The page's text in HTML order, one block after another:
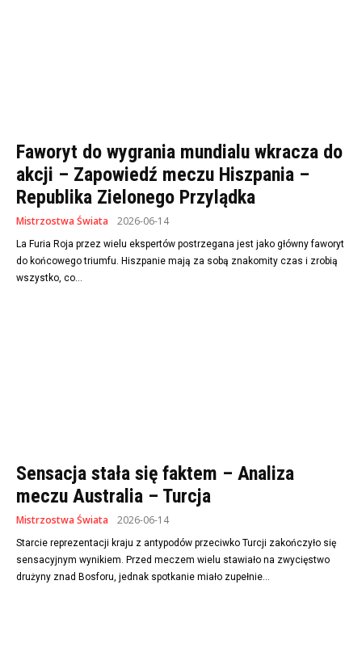
Faworyt do wygrania mundialu wkracza do
akcji – Zapowiedź meczu Hiszpania –
Republika Zielonego Przylądka
Mistrzostwa Świata 2026-06-14
La Furia Roja przez wielu ekspertów postrzegana jest jako główny faworyt
do końcowego triumfu. Hiszpanie mają za sobą znakomity czas i zrobią
wszystko, co...
Sensacja stała się faktem – Analiza
meczu Australia – Turcja
Mistrzostwa Świata 2026-06-14
Starcie reprezentacji kraju z antypodów przeciwko Turcji zakończyło się
sensacyjnym wynikiem. Przed meczem wielu stawiało na zwycięstwo
drużyny znad Bosforu, jednak spotkanie miało zupełnie...